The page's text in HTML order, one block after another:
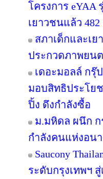
โครงการ eYAA
เยาวชนแล้ว
สภาเด็กและเ
ประกวดภาพยน
เดอะมอลล์ กรุ๊
มอบสิทธิประโย
ปิ้ง ดึงกำลังซื้อ
ม.มหิดล ผนึก ก
กำลังคนแห่งอน
Saucony
ระดับกรุงเทพฯ